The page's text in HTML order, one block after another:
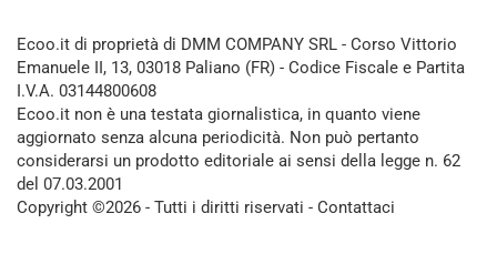
Ecoo.it di proprietà di DMM COMPANY SRL - Corso Vittorio
Emanuele II, 13, 03018 Paliano (FR) - Codice Fiscale e Partita
I.V.A. 03144800608
Ecoo.it non è una testata giornalistica, in quanto viene
aggiornato senza alcuna periodicità. Non può pertanto
considerarsi un prodotto editoriale ai sensi della legge n. 62
del 07.03.2001
Copyright ©2026 - Tutti i diritti riservati - Contattaci